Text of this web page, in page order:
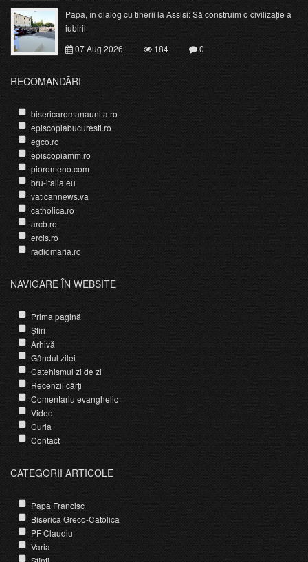
Papa, în dialog cu tinerii la Assisi: Să construim o civilizație a
iubirii
07 Aug 2026
184 0
RECOMANDĂRI
bisericaromanaunita.ro
episcopiabucuresti.ro
egco.ro
episcopiamm.ro
pioromeno.com
bru-italia.eu
vaticannews.va
catholica.ro
arcb.ro
ercis.ro
radiomaria.ro
NAVIGARE ÎN WEBSITE
Prima pagină
Știri
Arhivă
Gândul zilei
Catehismul zi de zi
Recenzii cărți
Comentariu evanghelic
Video
Curia
Contact
CATEGORII ARTICOLE
Papa Francisc
Biserica Greco-Catolica
PF Claudiu
Varia